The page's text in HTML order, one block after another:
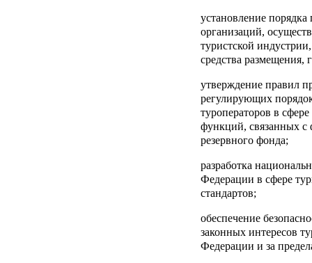
установление
организаций,
туристской
средства
утверждение правил
регулирующих
туроператоров в
функций, связанных с
резервного фонда;
разработка
Федерации в сфере
стандартов;
обеспечение
законных интересов
Федерации и за